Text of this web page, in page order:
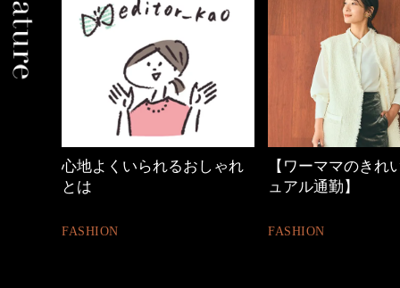
【ワーママのきれいめカジ
ュアル通勤】
FASHION
優木まおみさん「
割。」
LIFESTYLE